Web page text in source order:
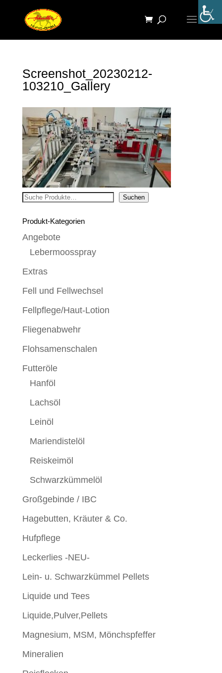
Screenshot_20230212-
103210_Gallery
Suchen Suchen
Produkt-Kategorien
Angebote
Lebermoosspray
Extras
Fell und Fellwechsel
Fellpflege/Haut-Lotion
Fliegenabwehr
Flohsamenschalen
Futteröle
Hanföl
Lachsöl
Leinöl
Mariendistelöl
Reiskeimöl
Schwarzkümmelöl
Großgebinde / IBC
Hagebutten, Kräuter & Co.
Hufpflege
Leckerlies -NEU-
Lein- u. Schwarzkümmel Pellets
Liquide und Tees
Liquide,Pulver,Pellets
Magnesium, MSM, Mönchspfeffer
Mineralien